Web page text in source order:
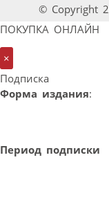
© Copyright
ПОКУПКА ОНЛАЙН
×
Подписка
Форма издания:
Период подписки